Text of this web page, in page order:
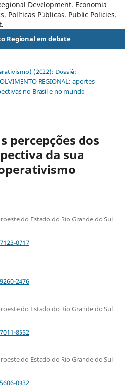
Development. Economia
Políticas Públicas. Public Policies.
Regional em debate
(2022): Dossiê:
REGIONAL: aportes
no Brasil e no mundo
percepções dos
da sua
do Estado do Rio Grande do Sul
0717
2476
do Estado do Rio Grande do Sul
8552
do Estado do Rio Grande do Sul
0932